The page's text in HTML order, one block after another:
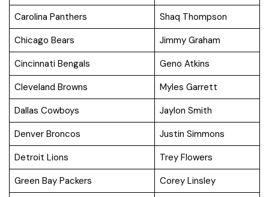
Carolina Panthers
Shaq Thompson
Chicago Bears
Jimmy Graham
Cincinnati Bengals
Geno Atkins
Cleveland Browns
Myles Garrett
Dallas Cowboys
Jaylon Smith
Denver Broncos
Justin Simmons
Detroit Lions
Trey Flowers
Green Bay Packers
Corey Linsley